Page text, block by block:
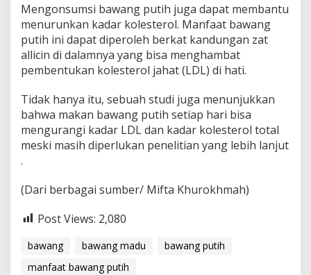
Mengonsumsi bawang putih juga dapat membantu
menurunkan kadar kolesterol. Manfaat bawang
putih ini dapat diperoleh berkat kandungan zat
allicin di dalamnya yang bisa menghambat
pembentukan kolesterol jahat (LDL) di hati.
Tidak hanya itu, sebuah studi juga menunjukkan
bahwa makan bawang putih setiap hari bisa
mengurangi kadar LDL dan kadar kolesterol total
meski masih diperlukan penelitian yang lebih lanjut
.
(Dari berbagai sumber/ Mifta Khurokhmah)
Post Views: 2,080
bawang bawang madu
bawang putih
manfaat bawang putih